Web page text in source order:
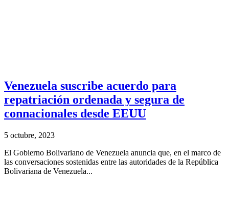
Venezuela suscribe acuerdo para
repatriación ordenada y segura de
connacionales desde EEUU
5 octubre, 2023
El Gobierno Bolivariano de Venezuela anuncia que, en el marco de
las conversaciones sostenidas entre las autoridades de la República
Bolivariana de Venezuela...